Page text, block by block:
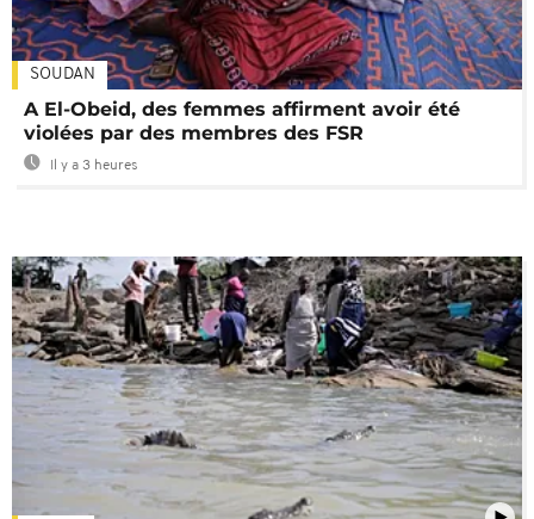
SOUDAN
A El-Obeid, des femmes affirment avoir été
violées par des membres des FSR
Il y a 3 heures